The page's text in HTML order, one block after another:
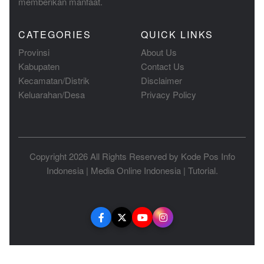
CATEGORIES
Provinsi
Kabupaten
Kecamatan/Distrik
Keluarahan/Desa
QUICK LINKS
About Us
Contact Us
Disclaimer
Privacy Policy
Copyright 2026 All Rights Reserved by Kode Pos Info
Indonesia| Media Online Indonesia| Tutorial.